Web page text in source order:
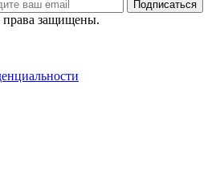
защищены.